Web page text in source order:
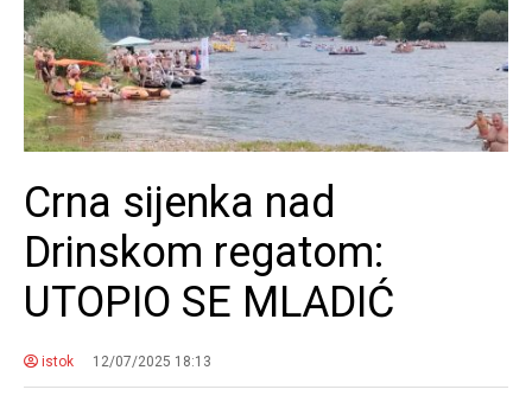
Crna sijenka nad
Drinskom regatom:
UTOPIO SE MLADIĆ
istok 12/07/2025 18:13